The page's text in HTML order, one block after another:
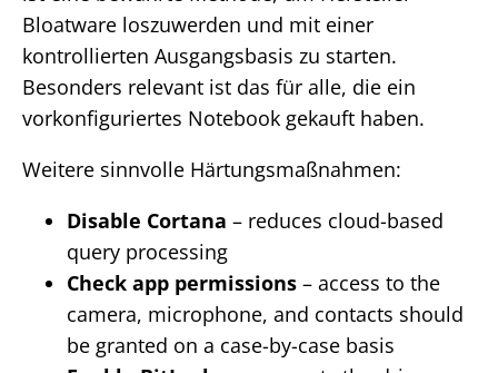
Bloatware loszuwerden und mit einer
kontrollierten Ausgangsbasis zu starten.
Besonders relevant ist das für alle, die ein
vorkonfiguriertes Notebook gekauft haben.
Weitere sinnvolle Härtungsmaßnahmen:
Disable Cortana – reduces cloud-based
query processing
Check app permissions – access to the
camera, microphone, and contacts should
be granted on a case-by-case basis